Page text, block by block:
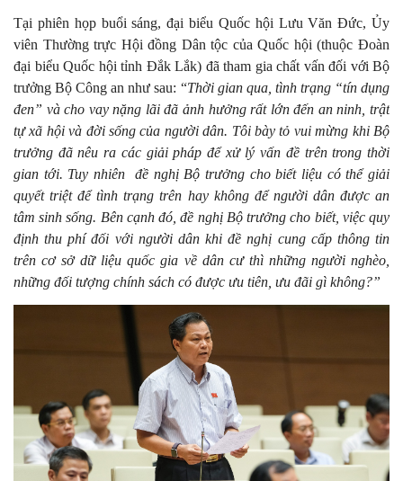
Tại phiên họp buổi sáng, đại biểu Quốc hội Lưu Văn Đức, Ủy
viên Thường trực Hội đồng Dân tộc của Quốc hội (thuộc Đoàn
đại biểu Quốc hội tỉnh Đắk Lắk) đã tham gia chất vấn đối với Bộ
trưởng Bộ Công an như sau: “Thời gian qua, tình trạng “tín dụng
đen” và cho vay nặng lãi đã ảnh hưởng rất lớn đến an ninh, trật
tự xã hội và đời sống của người dân. Tôi bày tỏ vui mừng khi Bộ
trưởng đã nêu ra các giải pháp để xử lý vấn đề trên trong thời
gian tới. Tuy nhiên đề nghị Bộ trưởng cho biết liệu có thể giải
quyết triệt để tình trạng trên hay không để người dân được an
tâm sinh sống. Bên cạnh đó, đề nghị Bộ trưởng cho biết, việc quy
định thu phí đối với người dân khi đề nghị cung cấp thông tin
trên cơ sở dữ liệu quốc gia về dân cư thì những người nghèo,
những đối tượng chính sách có được ưu tiên, ưu đãi gì không?”